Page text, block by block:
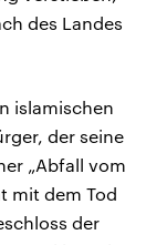
des Landes
islamischen
der seine
„Abfall vom
mit dem Tod
der